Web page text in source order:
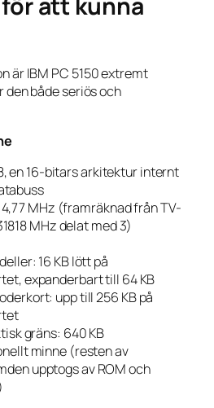
är IBM PC 5150 extremt
den både seriös och
en 16-bitars arkitektur internt
MHz (framräknad från TV-
MHz delat med 3)
16 KB lött på
expanderbart till 64 KB
upp till 256 KB på
gräns: 640 KB
minne (resten av
upptogs av ROM och